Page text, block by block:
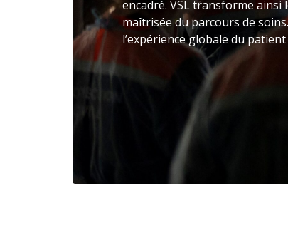
encadré. VSL transforme
maîtrisée du parcours de
l’expérience globale du patient